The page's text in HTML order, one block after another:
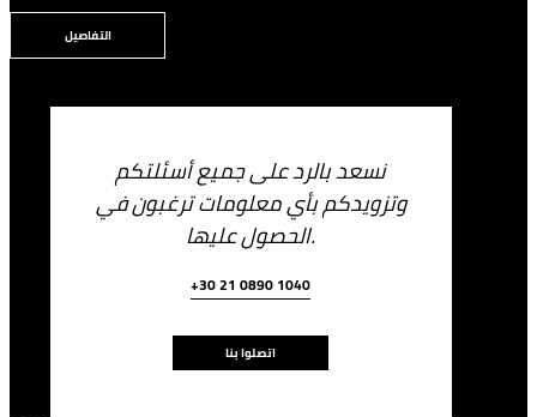
التفاصيل
نسعد بالرد على جميع أسئلتكم
وتزويدكم بأي معلومات ترغبون في
الحصول عليها.
+30 21 0890 1040
اتصلوا بنا